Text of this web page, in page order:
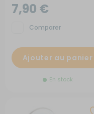
7,90 €
Comparer
Ajouter au panier
En stock